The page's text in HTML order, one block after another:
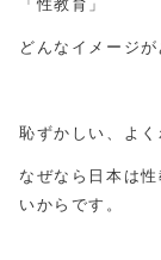
「性教育」
どんなイメージ
恥ずかしい、よ
なぜなら日本は
いからです。